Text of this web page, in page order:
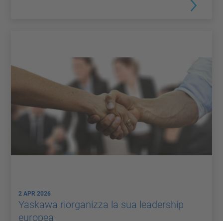
2 APR 2026
Yaskawa riorganizza la sua leadership
europea